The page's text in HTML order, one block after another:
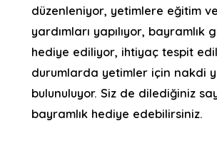
düzenleniyor, yetimlere eğitim
yardımları yapılıyor, bayramlık
hediye ediliyor, ihtiyaç tespit
durumlarda yetimler için nakdi
bulunuluyor. Siz de dilediğiniz
bayramlık hediye edebilirsiniz.